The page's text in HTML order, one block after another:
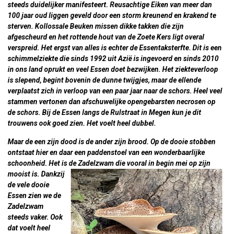
steeds duidelijker manifesteert. Reusachtige Eiken van meer dan
100 jaar oud liggen geveld door een storm kreunend en krakend te
sterven. Kollossale Beuken missen dikke takken die zijn
afgescheurd en het rottende hout van de Zoete Kers ligt overal
verspreid. Het ergst van alles is echter de Essentaksterfte. Dit is een
schimmelziekte die sinds 1992 uit Azië is ingevoerd en sinds 2010
in ons land oprukt en veel Essen doet bezwijken. Het ziekteverloop
is slepend, begint bovenin de dunne twijgjes, maar de ellende
verplaatst zich in verloop van een paar jaar naar de schors. Heel veel
stammen vertonen dan afschuwelijke opengebarsten necrosen op
de schors. Bij de Essen langs de Rulstraat in Megen kun je dit
trouwens ook goed zien. Het voelt heel dubbel.
Maar de een zijn dood is de ander zijn brood. Op de dooie stobben
ontstaat hier en daar een paddenstoel van een wonderbaarlijke
schoonheid. Het is deZadelzwam die vooral in begin mei op zijn
mooist is. Dankzij
de vele dooie
Essen zien we de
Zadelzwam
steeds vaker. Ook
dat voelt heel